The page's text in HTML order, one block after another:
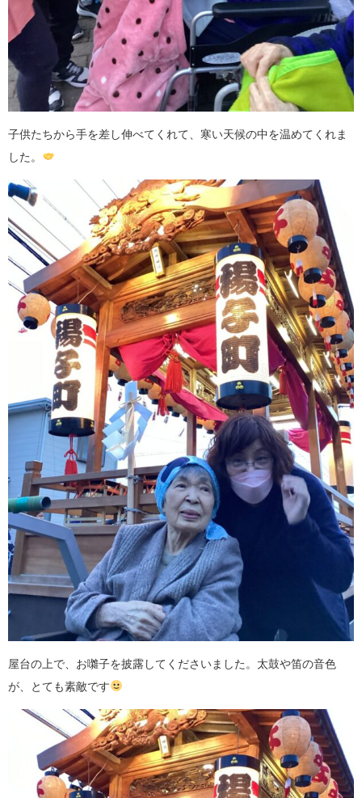
子供たちから手を差し伸べてくれて、寒い天候の中を温めてくれま
した。
屋台の上で、お囃子を披露してくださいました。太鼓や笛の音色
が、とても素敵です